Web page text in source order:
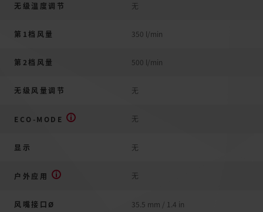
无级温度调节 无
第1档风量 350 l/min
第2档风量 500 l/min
无级风量调节 无
ECO-MODE 无
显示 无
户外应用 无
风嘴接口Ø 35.5 mm / 1.4 in